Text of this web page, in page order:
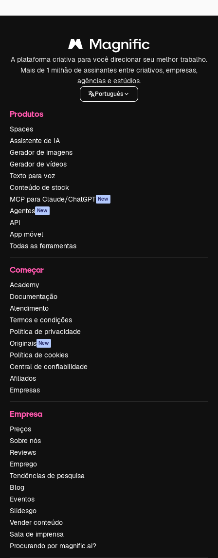
A plataforma criativa para você direcionar seu melhor trabalho.
Mais de 1 milhão de assinantes entre criativos, empresas,
agências e estúdios.
Português
Produtos
Spaces
Assistente de IA
Gerador de imagens
Gerador de vídeos
Texto para voz
Conteúdo de stock
MCP para Claude/ChatGPT New
Agentes New
API
App móvel
Todas as ferramentas
Começar
Academy
Documentação
Atendimento
Termos e condições
Política de privacidade
Originais New
Política de cookies
Central de confiabilidade
Afiliados
Empresas
Empresa
Preços
Sobre nós
Reviews
Emprego
Tendências de pesquisa
Blog
Eventos
Slidesgo
Vender conteúdo
Sala de imprensa
Procurando por magnific.ai?